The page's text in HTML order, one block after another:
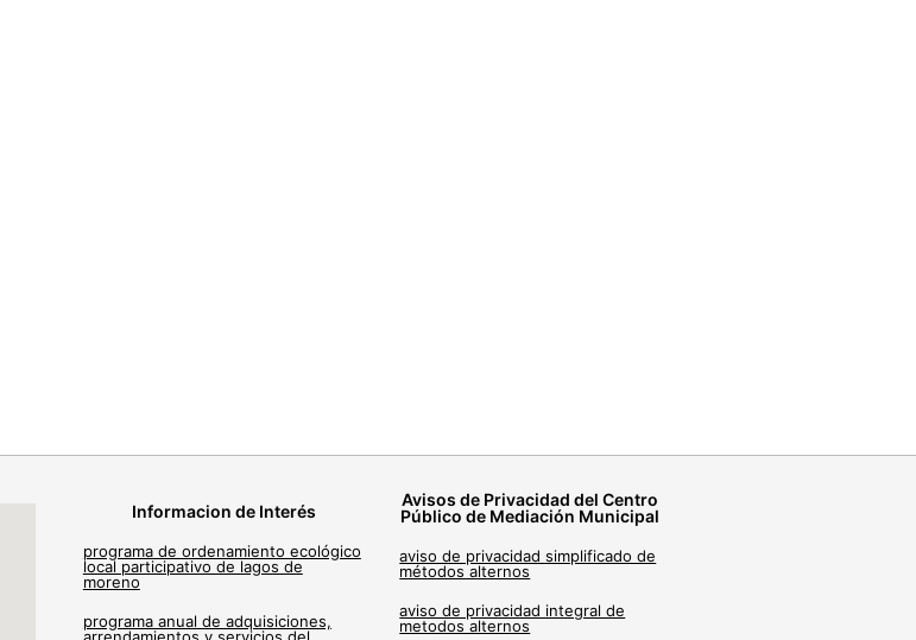
Informacion de Interés
programa de ordenamiento ecológico
local participativo de lagos de
moreno
programa anual de adquisiciones,
Avisos de Privacidad del Centro
Público de Mediación Municipal
aviso de privacidad simplificado de
métodos alternos
aviso de privacidad integral de
metodos alternos